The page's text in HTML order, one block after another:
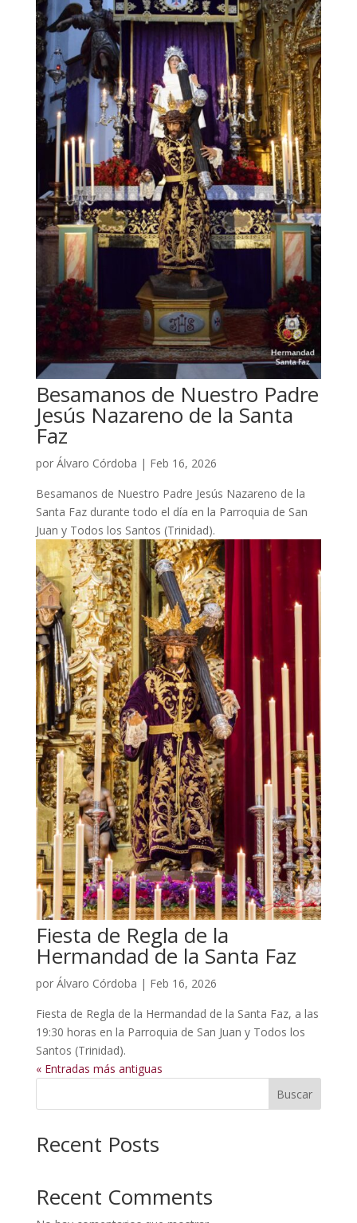
Besamanos de Nuestro Padre
Jesús Nazareno de la Santa
Faz
por Álvaro Córdoba | Feb 16, 2026
Besamanos de Nuestro Padre Jesús Nazareno de la
Santa Faz durante todo el día en la Parroquia de San
Juan y Todos los Santos (Trinidad).
Fiesta de Regla de la
Hermandad de la Santa Faz
por Álvaro Córdoba | Feb 16, 2026
Fiesta de Regla de la Hermandad de la Santa Faz, a las
19:30 horas en la Parroquia de San Juan y Todos los
Santos (Trinidad).
« Entradas más antiguas
Buscar
Recent Posts
Recent Comments